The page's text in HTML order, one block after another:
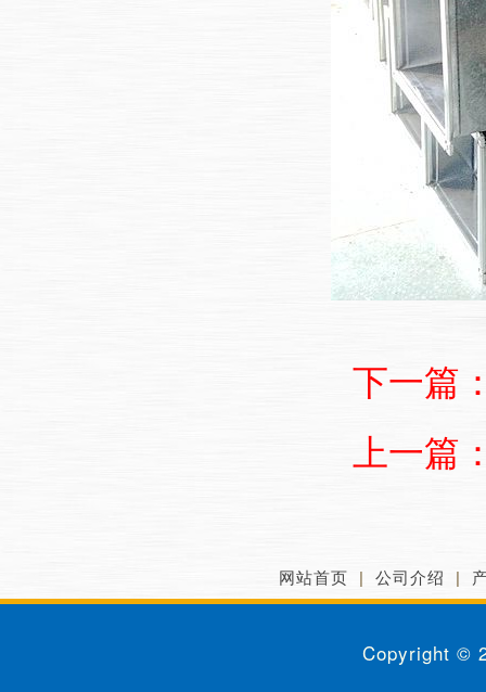
下一篇
上一篇
网站首页 | 公司介绍 |
Copyright ©